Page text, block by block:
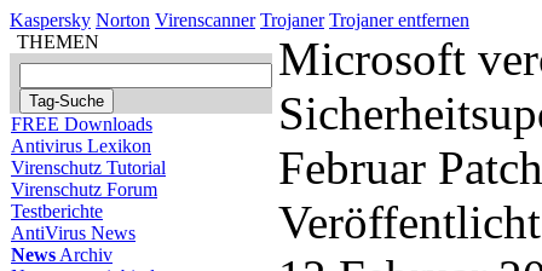
Kaspersky Norton Virenscanner Trojaner Trojaner entfernen
THEMEN
FREE Downloads
Antivirus Lexikon
Virenschutz Tutorial
Virenschutz Forum
Testberichte
AntiVirus News
News Archiv
Microsoft
Februar